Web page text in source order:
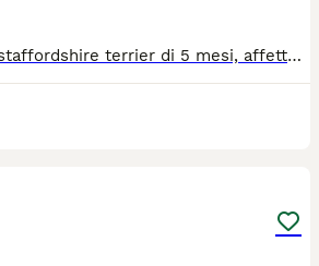
Cedesi cucciolo di American staffordshire terrier di 5 mesi, affettuoso e giocherellone. È abituato al contatto con le persone e ha un carattere equilibrato, ideale per chi cerca un compagno fedele. Lo cedo causa mancanza di tempo da dedicare. Lo cedo a persone serie, consapevole dell’impegno che comporta e che possono garantirgli tempo, cute e tanto affetto. Vaccinato, con microchip e anche sverminazione. Per maggiori informazioni, foto o per conoscerlo contattatemi in privato. Prezzo trattabile